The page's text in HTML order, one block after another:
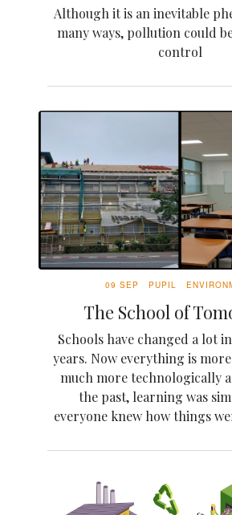
Although it is an inevitable
many ways, pollution could
control
09 SEP PUPIL
The School of
Schools have changed a lot
years. Now everything is
much more technologically
the past, learning was
everyone knew how things